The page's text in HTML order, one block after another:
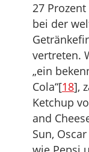
27
bei der
vertreten.
„ein
Cola“[18],
Ketchup
and
Sun,